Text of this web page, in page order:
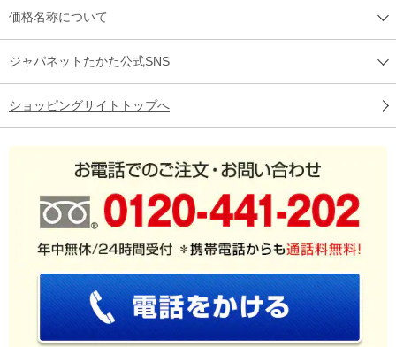
価格名称について
ジャパネットたかた公式SNS
ショッピングサイトトップへ